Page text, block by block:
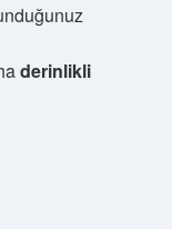
derinlikli